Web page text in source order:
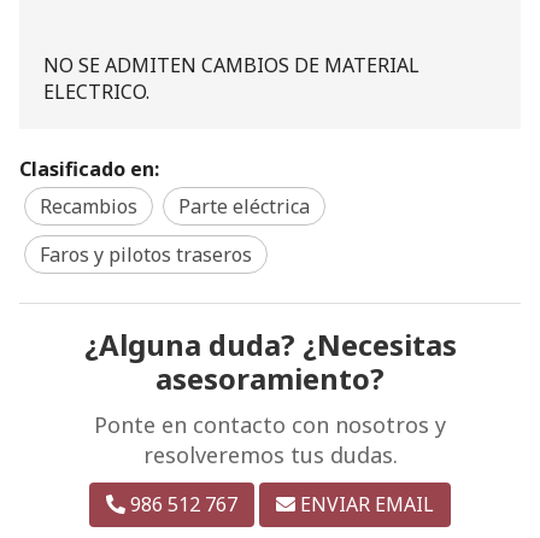
NO SE ADMITEN CAMBIOS DE MATERIAL
ELECTRICO.
Clasificado en:
Recambios
Parte eléctrica
Faros y pilotos traseros
¿Alguna duda? ¿Necesitas
asesoramiento?
Ponte en contacto con nosotros y
resolveremos tus dudas.
986 512 767 ENVIAR EMAIL